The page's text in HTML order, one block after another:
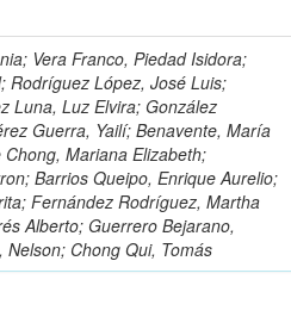
Vera Franco, Piedad Isidora;
Rodríguez López, José Luis;
Luna, Luz Elvira; González
Guerra, Yailí; Benavente, María
Mariana Elizabeth;
Barrios Queipo, Enrique Aurelio;
Fernández Rodríguez, Martha
Alberto; Guerrero Bejarano,
Chong Qui, Tomás